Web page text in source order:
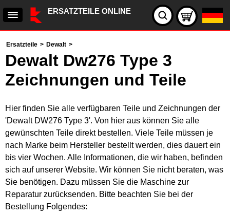
ERSATZTEILE ONLINE
Ersatzteile > Dewalt >
Dewalt Dw276 Type 3
Zeichnungen und Teile
Hier finden Sie alle verfügbaren Teile und Zeichnungen der
'Dewalt DW276 Type 3'. Von hier aus können Sie alle
gewünschten Teile direkt bestellen. Viele Teile müssen je
nach Marke beim Hersteller bestellt werden, dies dauert ein
bis vier Wochen. Alle Informationen, die wir haben, befinden
sich auf unserer Website. Wir können Sie nicht beraten, was
Sie benötigen. Dazu müssen Sie die Maschine zur
Reparatur zurücksenden. Bitte beachten Sie bei der
Bestellung Folgendes: